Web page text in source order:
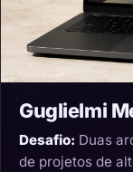
Guglielmi
Desafio: Duas
de projetos de